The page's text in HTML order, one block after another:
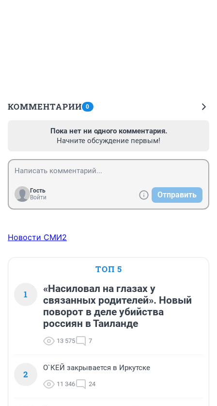
КОММЕНТАРИИ 0
Пока нет ни одного комментария.
Начните обсуждение первым!
Гость
Войти
Отправить
Новости СМИ2
ТОП 5
1
«Насиловал на глазах у
связанных родителей». Новый
поворот в деле убийства
россиян в Таиланде
13 575 7
2
О`КЕЙ закрывается в Иркутске
11 346 24